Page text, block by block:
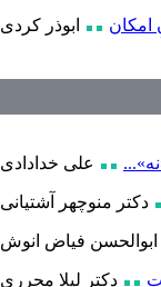
امکان ابوذر کردی
علی خدادادی
دکتر منوچهر آشتیانی
ابوالحسن فیاض انوش
دکتر لیلا محرری